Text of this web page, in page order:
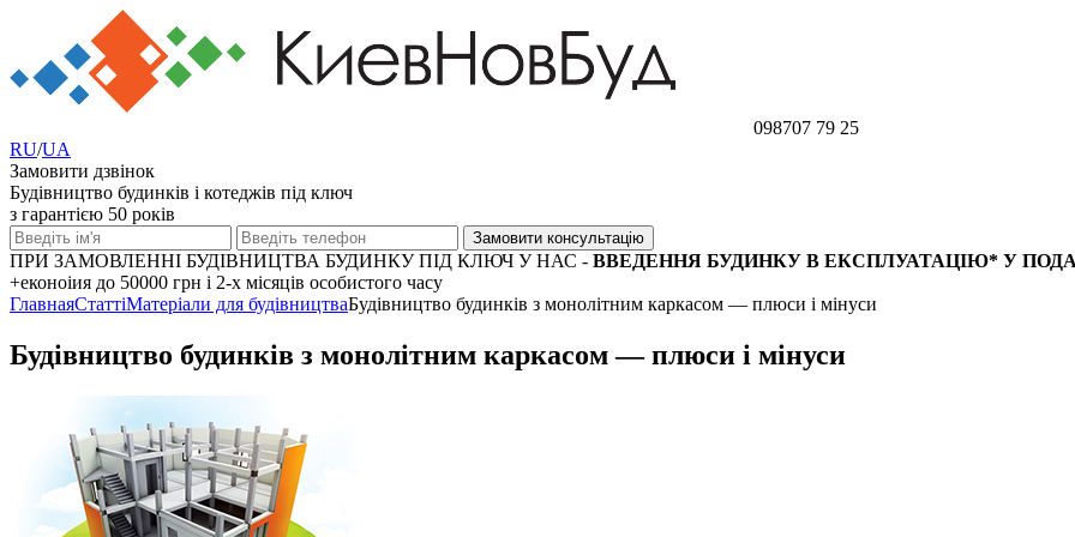
098707 79 25
RU/UA
Замовити дзвінок
Будівництво будинків і котеджів під ключ
з гарантією 50 років
ПРИ ЗАМОВЛЕННІ БУДІВНИЦТВА БУДИНКУ ПІД КЛЮЧ У НАС - ВВЕДЕННЯ БУДИНКУ В ЕКСПЛУАТАЦІЮ* У
+еконоіия до 50000 грн і 2-х місяців особистого часу
ГлавнаяСтаттіМатеріали для будівництваБудівництво будинків з монолітним каркасом — плюси і мінуси
Будівництво будинків з монолітним каркасом — плюси і мінуси